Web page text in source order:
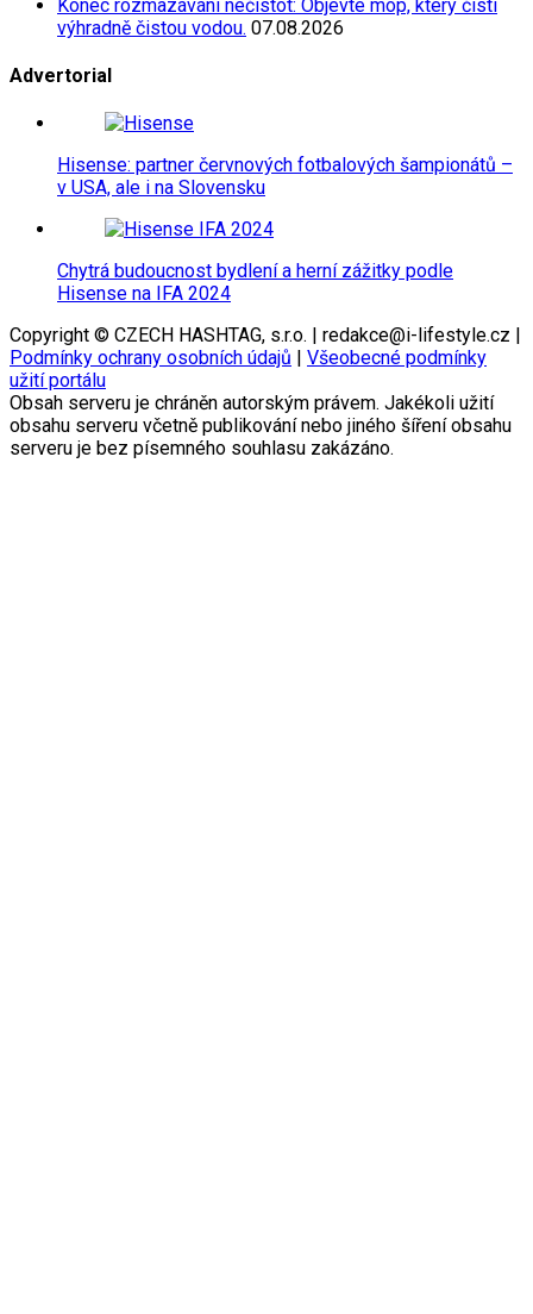
Konec rozmazávání nečistot: Objevte mop, který čistí
výhradně čistou vodou. 07.08.2026
Advertorial
Hisense: partner červnových fotbalových šampionátů –
v USA, ale i na Slovensku
Chytrá budoucnost bydlení a herní zážitky podle
Hisense na IFA 2024
Copyright © CZECH HASHTAG, s.r.o. | redakce@i-lifestyle.cz |
Podmínky ochrany osobních údajů
Všeobecné podmínky
užití portálu
Obsah serveru je chráněn autorským právem. Jakékoli užití
obsahu serveru včetně publikování nebo jiného šíření obsahu
serveru je bez písemného souhlasu zakázáno.